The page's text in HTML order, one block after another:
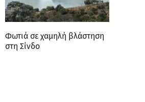
Φωτιά σε χαμηλή βλάστηση
στη Σίνδο